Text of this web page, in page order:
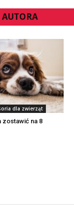
AUTORA
dla zwierząt
zostawić na 8